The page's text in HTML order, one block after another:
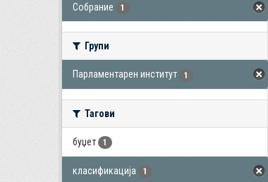
Собрание 1
Групи
Парламентарен институт 1
Тагови
буџет 1
класификација 1